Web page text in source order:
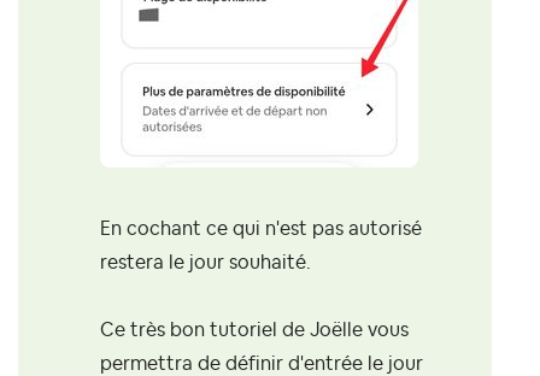
En cochant ce qui n'est pas autorisé
restera le jour souhaité.
Ce très bon tutoriel de Joëlle vous
permettra de définir d'entrée le jour